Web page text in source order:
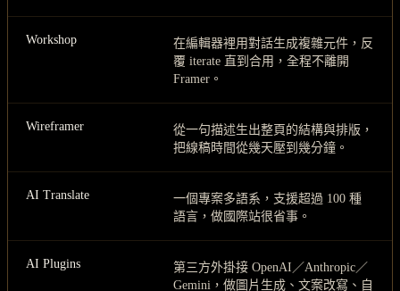
Workshop
在編輯器裡用對話生成複雜元件，反
覆 iterate 直到合用，全程不離開
Framer。
Wireframer
從一句描述生出整頁的結構與排版，
把線稿時間從幾天壓到幾分鐘。
AI Translate
一個專案多語系，支援超過 100 種
語言，做國際站很省事。
AI Plugins
第三方外掛接 OpenAI／Anthropic／
Gemini，做圖片生成、文案改寫、自